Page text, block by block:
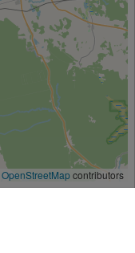
OpenStreetMapcontributors